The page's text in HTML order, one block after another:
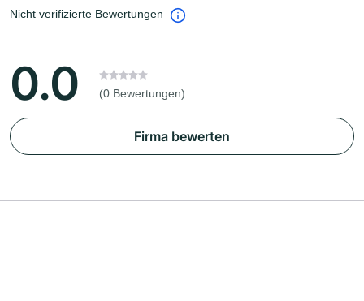
Nicht verifizierte Bewertungen
0.0 (0 Bewertungen)
Firma bewerten